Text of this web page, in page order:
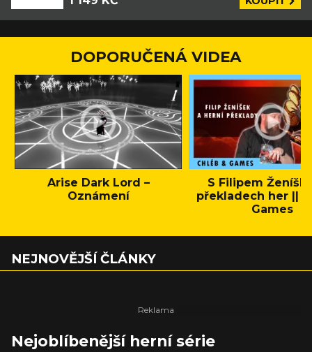
DOPORUČENÁ VIDEA
Arise Dark Lord –
Oznámení
S Filipem
překladech her ||
Games
NEJNOVĚJŠÍ ČLÁNKY
Nejoblíbenější herní série